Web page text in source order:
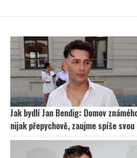
Jak bydlí Jan Bendig: Domov
nijak přepychově, zaujme spíše